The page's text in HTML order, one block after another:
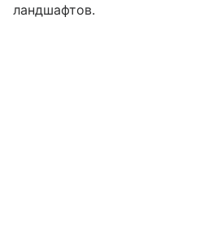
ландшафтов.